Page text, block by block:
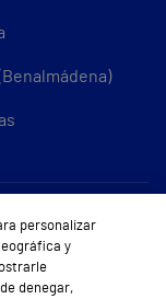
personalizar
y
denegar,